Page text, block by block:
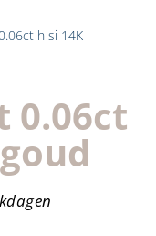
h si 14K
0.06ct